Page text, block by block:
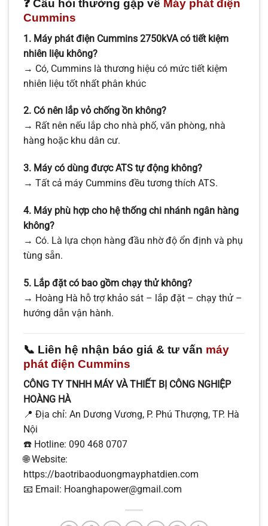
❓ Câu hỏi thường gặp về Máy phát điện
Cummins
1. Máy phát điện Cummins 2750kVA có tiết kiệm
nhiên liệu không?
→ Có, Cummins là thương hiệu có mức tiết kiệm
nhiên liệu tốt nhất phân khúc
2. Có nên lắp vỏ chống ồn không?
→ Rất nên nếu lắp cho nhà phố, văn phòng, nhà
hàng hoặc khu dân cư.
3. Máy có dùng được ATS tự động không?
→ Tất cả máy Cummins đều tương thích ATS.
4. Máy phù hợp cho hệ thống chi nhánh ngân hàng
không?
→ Có. Là lựa chọn hàng đầu nhờ độ ổn định và phụ
tùng sẵn.
5. Lắp đặt có bao gồm chạy thử không?
→ Hoàng Hà hỗ trợ khảo sát – lắp đặt – chạy thử –
hướng dẫn vận hành.
📞 Liên hệ nhận báo giá & tư vấn máy
phát điện Cummins
CÔNG TY TNHH MÁY VÀ THIẾT BỊ CÔNG NGHIỆP
HOÀNG HÀ
📍 Địa chỉ: An Dương Vương, P. Phú Thượng, TP. Hà
Nội
☎️ Hotline: 090 468 0707
🌐 Website:
https://baotribaoduongmayphatdien.com
📧 Email: Hoanghapower@gmail.com